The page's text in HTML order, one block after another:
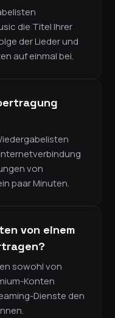
die Titel Ihrer
der Lieder und
auf einmal bei.
von
paar Minuten.
von einem
sowohl von
Konten
Dienste den